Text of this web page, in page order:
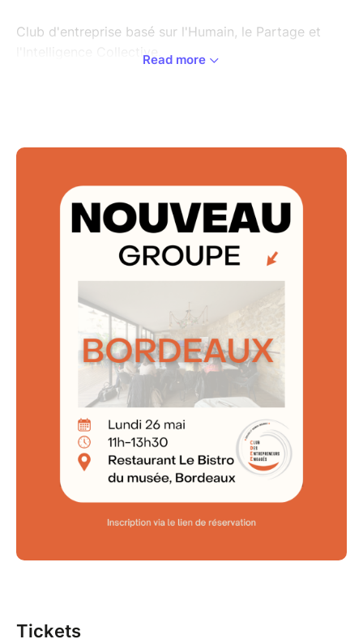
Club d'entreprise basé sur l'Humain, le Partage et
l'Intelligence Collective.
à 13h30 au Restaurant le Saint Georges, Place
Venez rencontrer nos membres et nos invités pour
partager des bons moments d'échanges et de
A très vite !!
Read more
Tickets